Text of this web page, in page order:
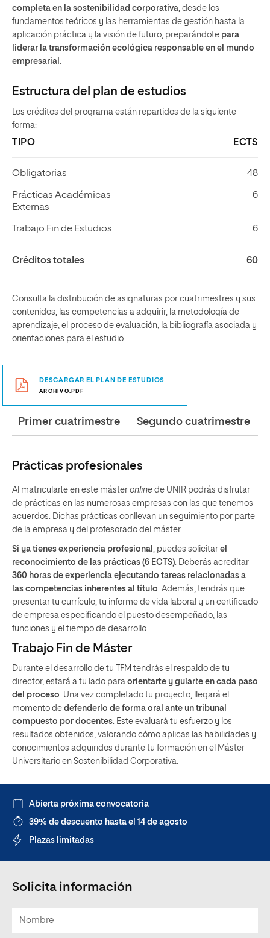
completa en la sostenibilidad corporativa, desde los
fundamentos teóricos y las herramientas de gestión hasta la
aplicación práctica y la visión de futuro, preparándote para
liderar la transformación ecológica responsable en el mundo
empresarial .
Estructura del plan de estudios
Los créditos del programa están repartidos de la siguiente
forma:
TIPO ECTS
Obligatorias 48
Prácticas Académicas
Externas
6
Trabajo Fin de Estudios 6
Créditos totales 60
Consulta la distribución de asignaturas por cuatrimestres y sus
contenidos, las competencias a adquirir, la metodología de
aprendizaje, el proceso de evaluación, la bibliografía asociada y
orientaciones para el estudio.
DESCARGAR EL PLAN DE ESTUDIOS
ARCHIVO.PDF
Primer cuatrimestre Segundo cuatrimestre
Prácticas profesionales
Al matricularte en este máster online de UNIR podrás disfrutar
de prácticas en las numerosas empresas con las que tenemos
acuerdos. Dichas prácticas conllevan un seguimiento por parte
de la empresa y del profesorado del máster.
Si ya tienes experiencia profesional , puedes solicitar el
reconocimiento de las prácticas (6 ECTS). Deberás acreditar
360 horas de experiencia ejecutando tareas relacionadas a
las competencias inherentes al título. Además, tendrás que
presentar tu currículo, tu informe de vida laboral y un certificado
de empresa especificando el puesto desempeñado, las
funciones y el tiempo de desarrollo.
Trabajo Fin de Máster
Durante el desarrollo de tu TFM tendrás el respaldo de tu
director, estará a tu lado para orientarte y guiarte en cada paso
del proceso. Una vez completado tu proyecto, llegará el
momento de defenderlo de forma oral ante un tribunal
compuesto por docentes. Este evaluará tu esfuerzo y los
resultados obtenidos, valorando cómo aplicas las habilidades y
conocimientos adquiridos durante tu formación en el Máster
Universitario en Sostenibilidad Corporativa.
Abierta próxima convocatoria
39% de descuento hasta el 14 de agosto
Plazas limitadas
Solicita información